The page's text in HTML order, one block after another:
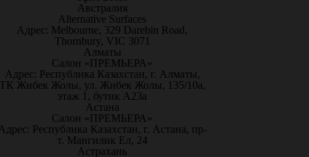
Австралия
Alternative Surfaces
Адрес: Melbourne, 329 Darebin Road,
Thornbury, VIC 3071
Алматы
Салон «ПРЕМЬЕРА»
Адрес: Республика Казахстан, г. Алматы,
Жибек Жолы, ул. Жибек Жолы, 135/10а,
этаж 1, бутик А23а
Астана
Салон «ПРЕМЬЕРА»
Республика Казахстан, г. Астана, пр-
т. Мангилик Ел, 24
Астрахань